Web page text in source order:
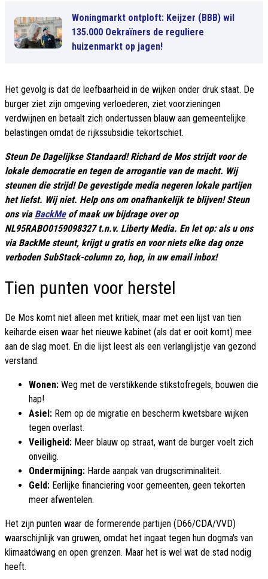
Woningmarkt ontploft: Keijzer (BBB) wil
135.000 Oekraïners de reguliere
huizenmarkt op jagen!
Het gevolg is dat de leefbaarheid in de wijken onder druk staat. De
burger ziet zijn omgeving verloederen, ziet voorzieningen
verdwijnen en betaalt zich ondertussen blauw aan gemeentelijke
belastingen omdat de rijkssubsidie tekortschiet.
Steun De Dagelijkse Standaard! Richard de Mos strijdt voor de
lokale democratie en tegen de arrogantie van de macht. Wij
steunen die strijd! De gevestigde media negeren lokale partijen
het liefst. Wij niet. Help ons om onafhankelijk te blijven! Steun
ons via BackMeof maak uw bijdrage over op
NL95RABO0159098327 t.n.v. Liberty Media. En let op: als u ons
via BackMe steunt, krijgt u gratis en voor niets elke dag onze
verboden SubStack-column zo, hop, in uw email inbox!
Tien punten voor herstel
De Mos komt niet alleen met kritiek, maar met een lijst van tien
keiharde eisen waar het nieuwe kabinet (als dat er ooit komt) mee
aan de slag moet. En die lijst leest als een verlanglijstje van gezond
verstand:
Wonen: Weg met de verstikkende stikstofregels, bouwen die
hap!
Asiel: Rem op de migratie en bescherm kwetsbare wijken
tegen overlast.
Veiligheid: Meer blauw op straat, want de burger voelt zich
onveilig.
Ondermijning: Harde aanpak van drugscriminaliteit.
Geld: Eerlijke financiering voor gemeenten, geen tekorten
meer afwentelen.
Het zijn punten waar de formerende partijen (D66/CDA/VVD)
waarschijnlijk van gruwen, omdat het ingaat tegen hun dogma's van
klimaatdwang en open grenzen. Maar het is wel wat de stad nodig
heeft.